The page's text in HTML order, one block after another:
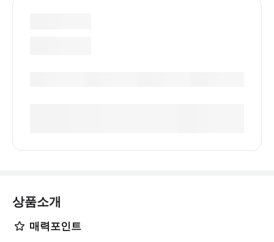
상품소개
매력포인트